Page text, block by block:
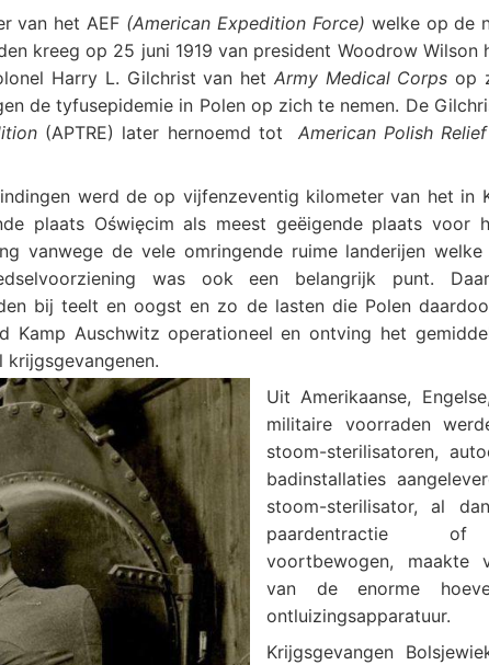
van het AEF (American Expedition Force) welke op de
kreeg op 25 juni 1919 van president Woodrow Wilson
Harry L. Gilchrist van het Army Medical Corps op
de tyfusepidemie in Polen op zich te nemen. De
(APTRE) later hernoemd tot American Polish
werd de op vijfenzeventig kilometer van het in
plaats Oświęcim als meest geëigende plaats voor
vanwege de vele omringende ruime landerijen
was ook een belangrijk punt.
bij teelt en oogst en zo de lasten die Polen
Kamp Auschwitz operationeel en ontving het
Uit Amerikaanse,
militaire voorraden
stoom-sterilisatoren,
badinstallaties
stoom-sterilisator, al
paardentractie of
voortbewogen, maakte
van de enorme
ontluizingsapparatuur.
Krijgsgevangen